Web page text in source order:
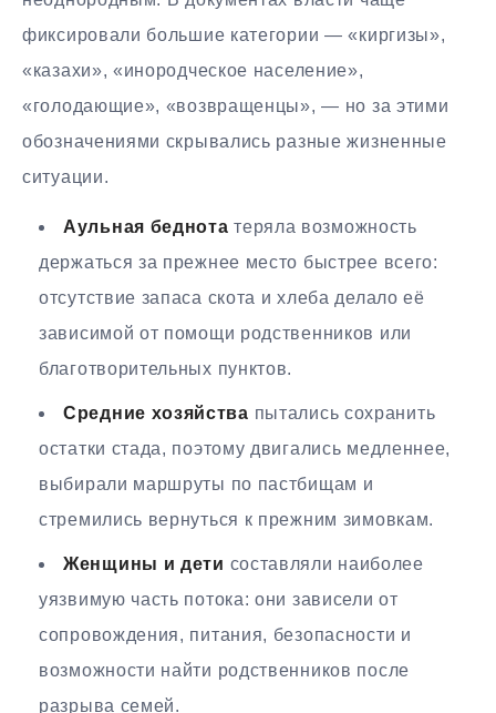
фиксировали большие категории — «киргизы»,
«казахи», «инородческое население»,
«голодающие», «возвращенцы», — но за этими
обозначениями скрывались разные жизненные
ситуации.
Аульная беднота теряла возможность
держаться за прежнее место быстрее всего:
отсутствие запаса скота и хлеба делало её
зависимой от помощи родственников или
благотворительных пунктов.
Средние хозяйства пытались сохранить
остатки стада, поэтому двигались медленнее,
выбирали маршруты по пастбищам и
стремились вернуться к прежним зимовкам.
Женщины и дети составляли наиболее
уязвимую часть потока: они зависели от
сопровождения, питания, безопасности и
возможности найти родственников после
разрыва семей.